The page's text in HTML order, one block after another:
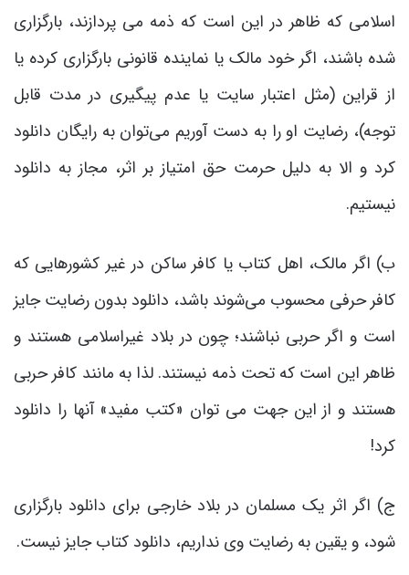
اسلامی که ظاهر در این است که ذمه می پردازند، بارگزاری
شده باشند، اگر خود مالک یا نماینده قانونی بارگزاری کرده یا
از قراین (مثل اعتبار سایت یا عدم پیگیری در مدت قابل
توجه)، رضایت او را به دست آوریم می‌توان به رایگان دانلود
کرد و الا به دلیل حرمت حق امتیاز بر اثر، مجاز به دانلود
نیستیم.
ب) اگر مالک، اهل کتاب یا کافر ساکن در غیر کشورهایی که
کافر حرفی محسوب می‌شوند باشد، دانلود بدون رضایت جایز
است و اگر حربی نباشند؛ چون در بلاد غیراسلامی هستند و
ظاهر این است که تحت ذمه نیستند. لذا به مانند کافر حربی
هستند و از این جهت می توان «کتب مفید» آنها را دانلود
کرد!
ج) اگر اثر یک مسلمان در بلاد خارجی برای دانلود بارگزاری
شود، و یقین به رضایت وی نداریم، دانلود کتاب جایز نیست.